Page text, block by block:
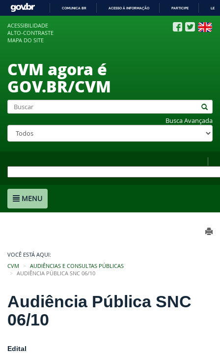
COMUNICA BR ACESSO À INFORMAÇÃO PARTICIPE
ACESSIBILIDADE
ALTO-CONTRASTE
MAPA DO SITE
CVM agora é
GOV.BR/CVM
Busca Avançada
MENU
VOCÊ ESTÁ AQUI:
CVM
AUDIÊNCIAS E CONSULTAS PÚBLICAS
AUDIÊNCIA PÚBLICA SNC 06/10
Audiência Pública SNC
06/10
Edital